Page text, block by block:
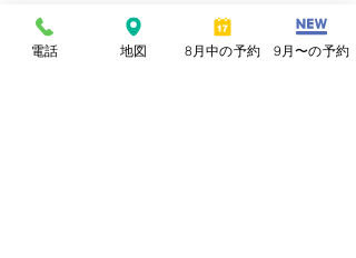
とでホルモンバランスの維持に役立つ
のです。
電話 地図 8月中の予約 9月〜の予約